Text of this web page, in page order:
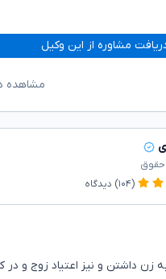
مشاوره از این وکیل
مشاهده
حقوق
(۱۰۴) دیدگاه
داشتن و نیز اعتیاد زوج و در